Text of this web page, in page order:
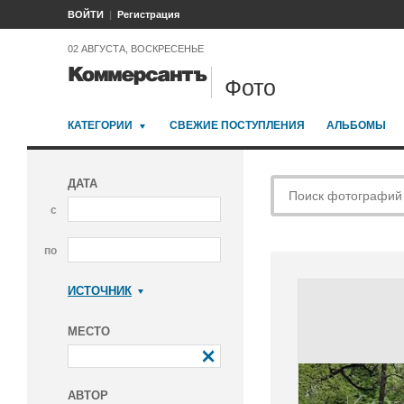
ВОЙТИ Регистрация
02 АВГУСТА, ВОСКРЕСЕНЬЕ
Фото
КАТЕГОРИИ СВЕЖИЕ ПОСТУПЛЕНИЯ АЛЬБОМЫ
ДАТА
с
по
ИСТОЧНИК
МЕСТО
АВТОР